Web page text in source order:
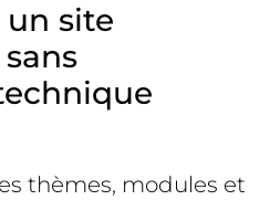
un site
thèmes, modules et